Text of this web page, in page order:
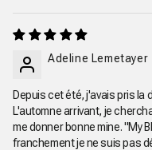
Adeline Lemetayer
Depuis cet été, j'avais pris la
L'automne arrivant, je
me donner bonne mine. "My
franchement je ne suis pas